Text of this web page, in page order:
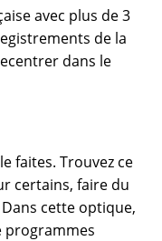
avec plus de 3
de la
dans le
faites. Trouvez ce
certains, faire du
cette optique,
programmes